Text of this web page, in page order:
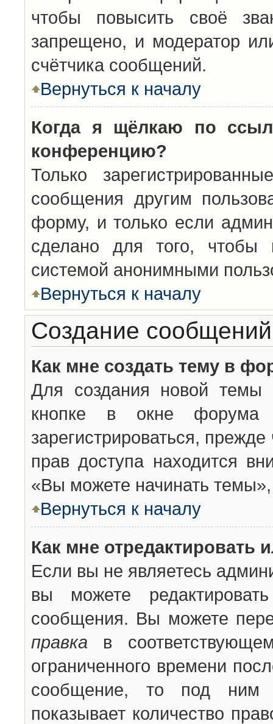
чтобы повысить своё
запрещено, и модератор
счётчика сообщений.
Вернуться к началу
Когда я щёлкаю по
конференцию?
Только
сообщения другим
форму, и только если
сделано для того, чтобы
системой анонимными
Вернуться к началу
Создание сообщений
Как мне создать тему в
Для создания новой темы
кнопке в окне
зарегистрироваться,
прав доступа находится
«Вы можете начинать
Вернуться к началу
Как мне отредактировать
Если вы не являетесь
вы можете
сообщения. Вы можете
правка в
ограниченного времени
сообщение, то под ним
показывает количество